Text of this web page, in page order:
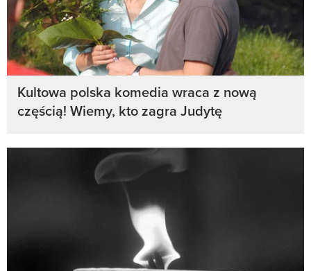
Kultowa polska komedia wraca z nową
częścią! Wiemy, kto zagra Judytę